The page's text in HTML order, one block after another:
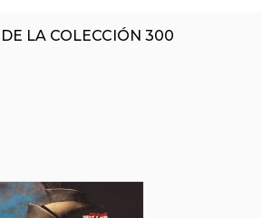
DE LA COLECCIÓN 300